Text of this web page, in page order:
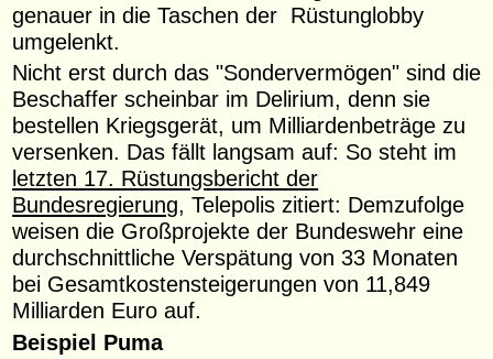
genauer in die Taschen der Rüstunglobby
umgelenkt.
Nicht erst durch das "Sondervermögen" sind die
Beschaffer scheinbar im Delirium, denn sie
bestellen Kriegsgerät, um Milliardenbeträge zu
versenken. Das fällt langsam auf: So steht im
letzten 17. Rüstungsbericht der
Bundesregierung, Telepolis zitiert: Demzufolge
weisen die Großprojekte der Bundeswehr eine
durchschnittliche Verspätung von 33 Monaten
bei Gesamtkostensteigerungen von 11,849
Milliarden Euro auf.
Beispiel Puma